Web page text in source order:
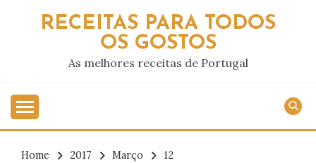
RECEITAS PARA TODOS
OS GOSTOS
As melhores receitas de Portugal
Home 2017 Março
12